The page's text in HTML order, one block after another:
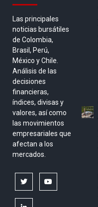
Las principales
noticias bursátiles
de Colombia,
Brasil, Perú,
México y Chile.
Análisis de las
decisiones
financieras,
índices, divisas y
valores, así como
las movimientos
empresariales que
afectan a los
mercados.
twitter